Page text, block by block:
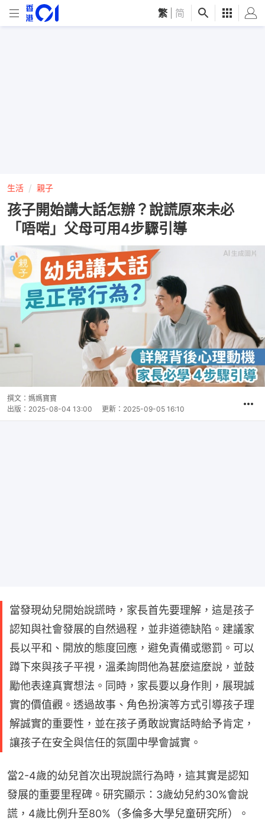
繁 简
生活 親子
孩子開始講大話怎辦？說謊原來未必
「唔啱」父母可用4步驟引導
撰文： 媽媽寶寶
出版： 2025-08-04 13:00 更新： 2025-09-05 16:10
當發現幼兒開始說謊時，家長首先要理解，這是孩子
認知與社會發展的自然過程，並非道德缺陷。建議家
長以平和、開放的態度回應，避免責備或懲罰。可以
蹲下來與孩子平視，溫柔詢問他為甚麼這麼說，並鼓
勵他表達真實想法。同時，家長要以身作則，展現誠
實的價值觀。透過故事、角色扮演等方式引導孩子理
解誠實的重要性，並在孩子勇敢說實話時給予肯定，
讓孩子在安全與信任的氛圍中學會誠實。
當2-4歲的幼兒首次出現說謊行為時，這其實是認知
發展的重要里程碑。研究顯示：3歲幼兒約30%會說
謊，4歲比例升至80%（多倫多大學兒童研究所）。